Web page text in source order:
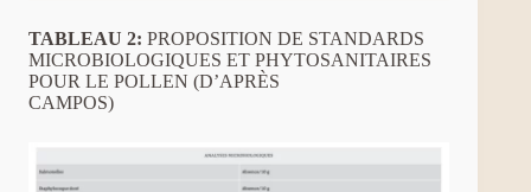
TABLEAU 2: PROPOSITION DE STANDARDS
MICROBIOLOGIQUES ET PHYTOSANITAIRES
POUR LE POLLEN (D’APRÈS
CAMPOS)